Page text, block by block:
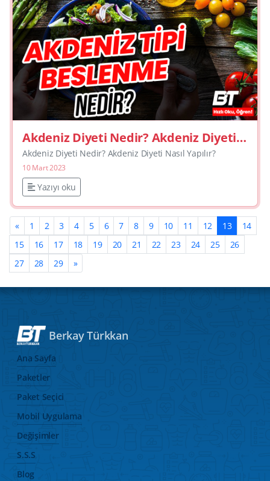
Akdeniz Diyeti Nedir? Akdeniz Diyeti
Nasıl Yapılır?
Akdeniz Diyeti Nedir? Akdeniz Diyeti Nasıl Yapılır?
10 Mart 2023
Yazıyı oku
« 1 2 3 4 5 6 7 8 9 10 11 12 13
14
15
16 17 18 19 20 21 22 23 24 25
26
27
28 29 »
Berkay Türkkan
Ana Sayfa
Paketler
Paket Seçici
Mobil Uygulama
Değişimler
S.S.S
Blog